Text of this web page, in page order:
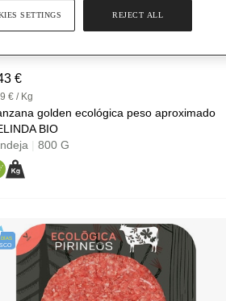
€
€ / Kg
golden ecológica peso aproximado
BIO
800 G
DÍAS
REJECT ALL
SETTINGS